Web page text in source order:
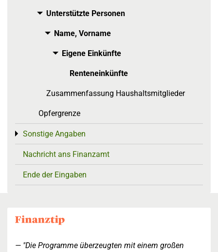
Unterstützte Personen
Toggle menu
Name, Vorname
Toggle menu
Eigene Einkünfte
Toggle menu
Renteneinkünfte
Zusammenfassung Haushaltsmitglieder
Opfergrenze
Sonstige Angaben
Toggle menu
Nachricht ans Finanzamt
Ende der Eingaben
"Die Programme überzeugten mit einem großen